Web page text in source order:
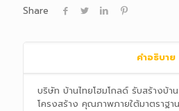
Share
คำอธิบาย
บริษัท บ้านไทยโฮมโกลด์ รับสร้างบ้
โครงสร้าง คุณภาพภายใต้มาตราฐา